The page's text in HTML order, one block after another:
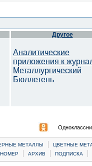
Другое
Аналитические
приложения к
Металлургический
Бюллетень
МЕТАЛЛЫ |
ЦВЕТНЫЕ
| АРХИВ | ПОДПИСКА |